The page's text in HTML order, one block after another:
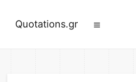
Quotations.gr